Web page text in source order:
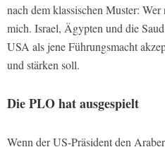
nach dem klassischen Muster:
mich. Israel, Ägypten und die
USA als jene Führungsmacht
und stärken soll.
Die PLO hat ausgespielt
Wenn der US-Präsident den